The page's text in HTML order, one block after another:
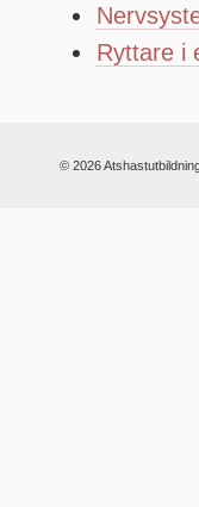
Ryttare i
© 2026